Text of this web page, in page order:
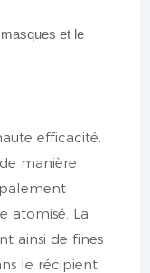
efficacité.
manière
atomisé. La
ainsi de fines
le récipient